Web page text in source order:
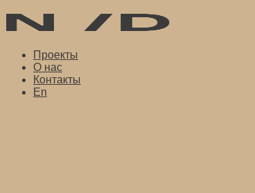
Проекты
О нас
Контакты
En